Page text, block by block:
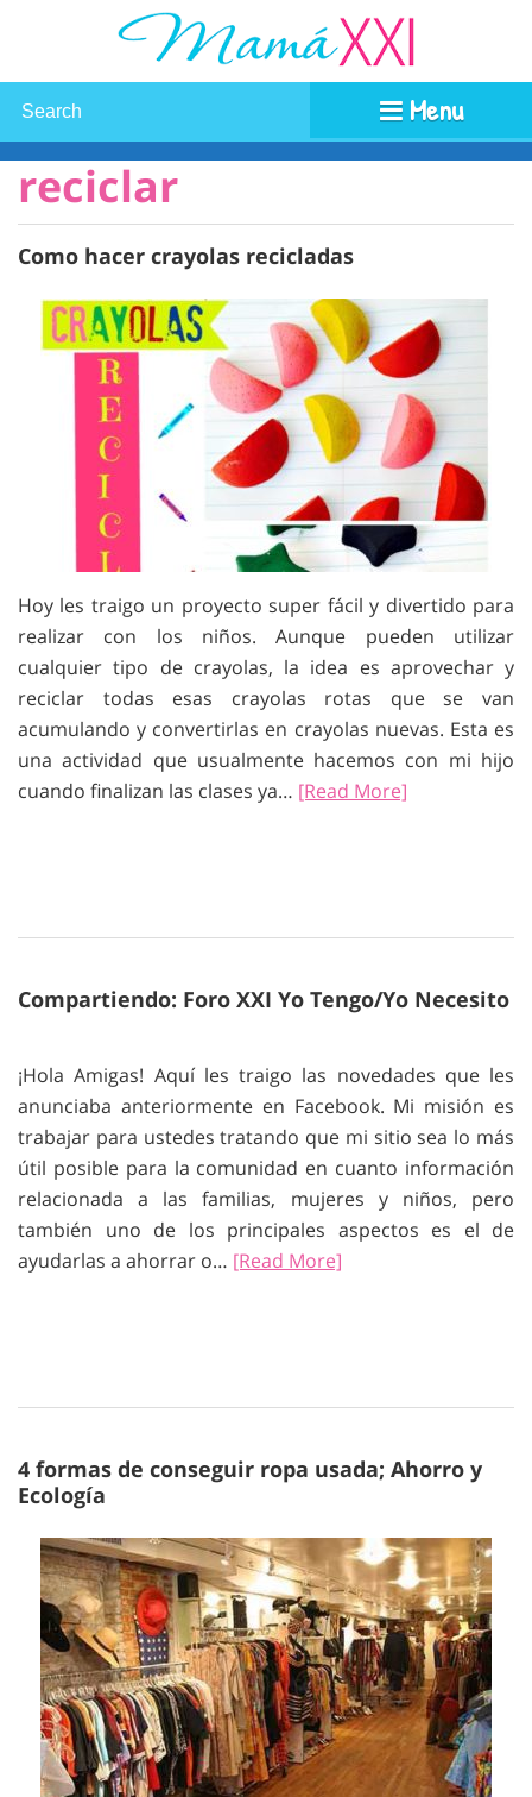
Menu
reciclar
Como hacer crayolas recicladas
Hoy les traigo un proyecto super fácil y divertido para
realizar con los niños. Aunque pueden utilizar
cualquier tipo de crayolas, la idea es aprovechar y
reciclar todas esas crayolas rotas que se van
acumulando y convertirlas en crayolas nuevas. Esta es
una actividad que usualmente hacemos con mi hijo
cuando finalizan las clases ya… [Read More]
Compartiendo: Foro XXI Yo Tengo/Yo Necesito
¡Hola Amigas! Aquí les traigo las novedades que les
anunciaba anteriormente en Facebook. Mi misión es
trabajar para ustedes tratando que mi sitio sea lo más
útil posible para la comunidad en cuanto información
relacionada a las familias, mujeres y niños, pero
también uno de los principales aspectos es el de
ayudarlas a ahorrar o… [Read More]
4 formas de conseguir ropa usada; Ahorro y
Ecología